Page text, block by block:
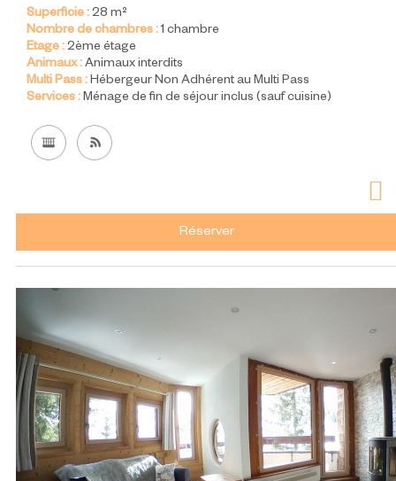
Superficie :28 m²
Nombre de chambres :1 chambre
Etage :2ème étage
Animaux :Animaux interdits
Multi Pass :Hébergeur Non Adhérent au Multi Pass
Services :Ménage de fin de séjour inclus (sauf cuisine)
Réserver